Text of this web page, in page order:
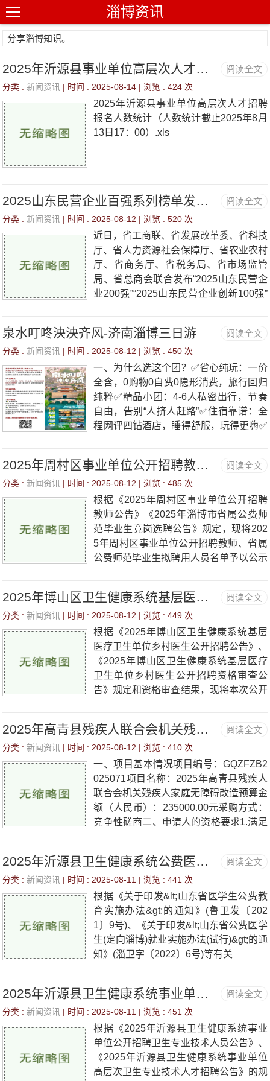
淄博资讯
分享淄博知识。
阅读全文
2025年沂源县事业单位高层次人才招聘报名人数统计（人数统计截止2025年8月13日17：00）
分类 :新闻资讯 | 时间 : 2025-08-14 | 浏览 :424 次
2025年沂源县事业单位高层次人才招聘
报名人数统计（人数统计截止2025年8月
13日17：00）.xls
阅读全文
2025山东民营企业百强系列榜单发布，淄博5家企业上榜
分类 :新闻资讯 | 时间 : 2025-08-12 | 浏览 :520 次
近日，省工商联、省发展改革委、省科技
厅、省人力资源社会保障厅、省农业农村
厅、省商务厅、省税务局、省市场监管
局、省总商会联合发布“2025山东民营企
业200强”“2025山东民营企业创新100强”
阅读全文
泉水叮咚泱泱齐风-济南淄博三日游
分类 :新闻资讯 | 时间 : 2025-08-12 | 浏览 :450 次
一、为什么选这个团？✅省心纯玩：一价
全含，0购物0自费0隐形消费，旅行回归
纯粹✅精品小团：4-6人私密出行，节奏
自由，告别“人挤人赶路”✅住宿靠谱：全
程网评四钻酒店，睡得舒服，玩得更嗨✅
阅读全文
2025年周村区事业单位公开招聘教师、省属公费师范毕业生拟聘用人员公示
分类 :新闻资讯 | 时间 : 2025-08-12 | 浏览 :485 次
根据《2025年周村区事业单位公开招聘
教师公告》《2025年淄博市省属公费师
范毕业生竞岗选聘公告》规定，现将202
5年周村区事业单位公开招聘教师、省属
公费师范毕业生拟聘用人员名单予以公示
阅读全文
2025年博山区卫生健康系统基层医疗卫生单位乡村医生公开招聘递补资格审查公告
分类 :新闻资讯 | 时间 : 2025-08-12 | 浏览 :449 次
根据《2025年博山区卫生健康系统基层
医疗卫生单位乡村医生公开招聘公告》、
《2025年博山区卫生健康系统基层医疗
卫生单位乡村医生公开招聘资格审查公
告》规定和资格审查结果，现将本次公开
阅读全文
2025年高青县残疾人联合会机关残疾人家庭无障碍改造竞争性磋商公告
分类 :新闻资讯 | 时间 : 2025-08-12 | 浏览 :410 次
一、项目基本情况项目编号：GQZFZB2
025071项目名称：2025年高青县残疾人
联合会机关残疾人家庭无障碍改造预算金
额（人民币）：235000.00元采购方式：
竞争性磋商二、申请人的资格要求1.满足
阅读全文
2025年沂源县卫生健康系统公费医学生拟聘用人员公示
分类 :新闻资讯 | 时间 : 2025-08-11 | 浏览 :441 次
根据《关于印发&lt;山东省医学生公费教
育实施办法&gt;的通知》(鲁卫发〔202
1〕9号)、《关于印发&lt;山东省公费医学
生(定向淄博)就业实施办法(试行)&gt;的通
知》(淄卫字〔2022〕6号)等有关
阅读全文
2025年沂源县卫生健康系统事业单位招聘卫生专业技术人员拟聘用人员公示
分类 :新闻资讯 | 时间 : 2025-08-11 | 浏览 :451 次
根据《2025年沂源县卫生健康系统事业
单位公开招聘卫生专业技术人员公告》、
《2025年沂源县卫生健康系统事业单位
高层次卫生专业技术人才招聘公告》的规